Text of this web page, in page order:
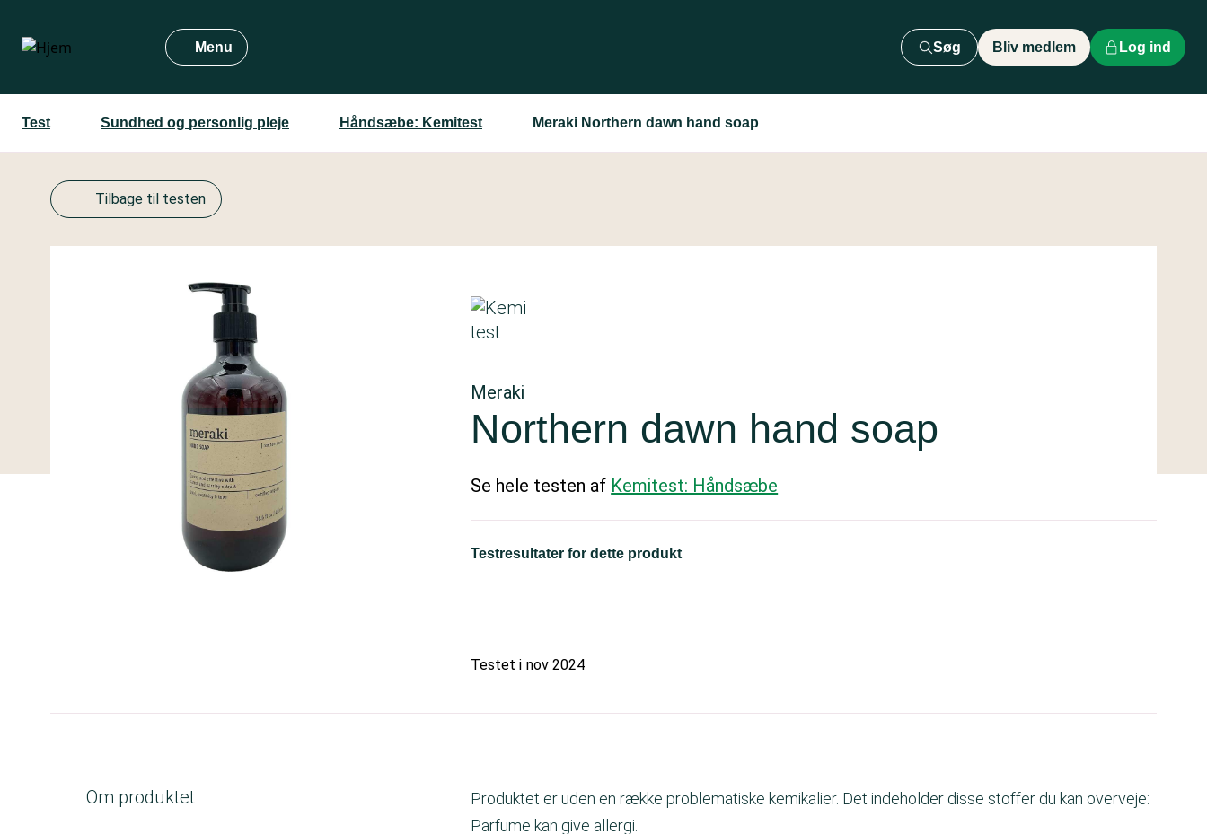
hovedindhold
Menu Søg Bliv medlem Log ind
Test Sundhed og personlig pleje Håndsæbe: Kemitest Meraki Northern dawn hand soap
Tilbage til testen
Meraki
Northern dawn hand soap
Se hele testen af Kemitest: Håndsæbe
Testresultater for dette produkt
Testet i nov 2024
Om produktet
Produktet er uden en række problematiske kemikalier. Det indeholder disse stoffer du kan overveje:
Parfume kan give allergi.